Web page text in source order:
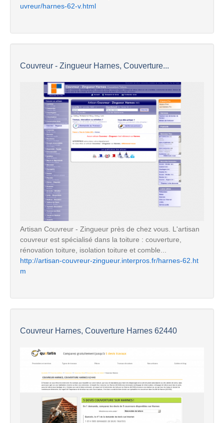
uvreur/harnes-62-v.html
Couvreur - Zingueur Harnes, Couverture...
Artisan Couvreur - Zingueur près de chez vous. L'artisan
couvreur est spécialisé dans la toiture : couverture,
rénovation toiture, isolation toiture et comble...
http://artisan-couvreur-zingueur.interpros.fr/harnes-62.ht
m
Couvreur Harnes, Couverture Harnes 62440